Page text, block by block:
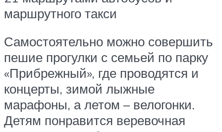
маршрутного такси
Самостоятельно можно совершить
пешие прогулки с семьей по парку
«Прибрежный», где проводятся и
концерты, зимой лыжные
марафоны, а летом – велогонки.
Детям понравится веревочная